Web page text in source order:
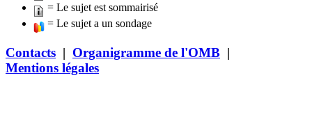
= Le sujet est sommairisé
= Le sujet a un sondage
Contacts | Organigramme de l'OMB |
Mentions légales